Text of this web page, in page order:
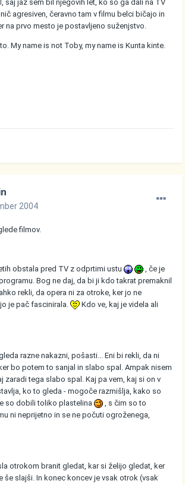
saj jaz sem bil njegovih let, ko so ga dali na TV
agresiven, čeravno tam v filmu belci bičajo in
na prvo mesto je postavljeno suženjstvo.
My name is not Toby, my name is Kunta kinte.
2004
filmov.
obstala pred TV z odprtimi ustu
, če je
Bog ne daj, da bi ji kdo takrat premaknil
rekli, da opera ni za otroke, ker jo ne
je pač fascinirala.
Kdo ve, kaj je videla ali
razne nakazni, pošasti... Eni bi rekli, da ni
bo potem to sanjal in slabo spal. Ampak nisem
zaradi tega slabo spal. Kaj pa vem, kaj si on v
ko to gleda - mogoče razmišlja, kako so
so dobili toliko plastelina
, s čim so to
ni neprijetno in se ne počuti ogroženega,
otrokom branit gledat, kar si želijo gledat, ker
še slajši. In konec koncev je vsak otrok (vsak